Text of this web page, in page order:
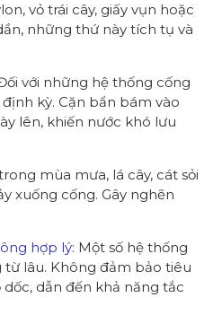
vỏ trái cây, giấy vụn hoặc
những thứ này tích tụ và
với những hệ thống cống
kỳ. Cặn bẩn bám vào
lên, khiến nước khó lưu
mùa mưa, lá cây, cát sỏi
xuống cống. Gây nghẽn
hợp lý: Một số hệ thống
lâu. Không đảm bảo tiêu
dẫn đến khả năng tắc